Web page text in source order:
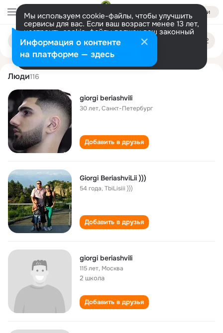
Войти
Мы используем cookie-файлы, чтобы улучшить
сервисы для вас. Если ваш возраст менее 13 лет,
настроить cookie-файлы должен ваш законный
представитель. Больше информации
Разрешить все Настроить
Поиск
людям
giorgi beriashvili
Люди116
giorgi beriashvili
30 лет,Санкт-Петербург
Добавить в друзья
Giorgi BeriashviLii )))
54 года,TbiLisiii )))
Добавить в друзья
giorgi beriashvili
115 лет, Москва
2 школа
Добавить в друзья
Информация о контенте
на платформе — здесь